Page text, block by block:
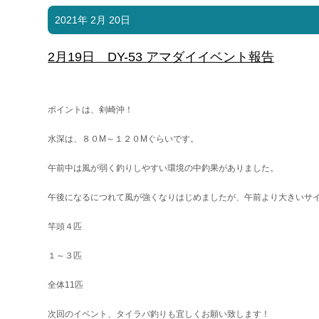
2021年 2月 20日
2月19日 DY-53 アマダイイベント報告
ポイントは、剣崎沖！
水深は、８０M～１２０Mぐらいです。
午前中は風が弱く釣りしやすい環境の中釣果がありました。
午後になるにつれて風が強くなりはじめましたが、午前より大きいサ
竿頭４匹
１～３匹
全体11匹
次回のイベント、タイラバ釣りも宜しくお願い致します！